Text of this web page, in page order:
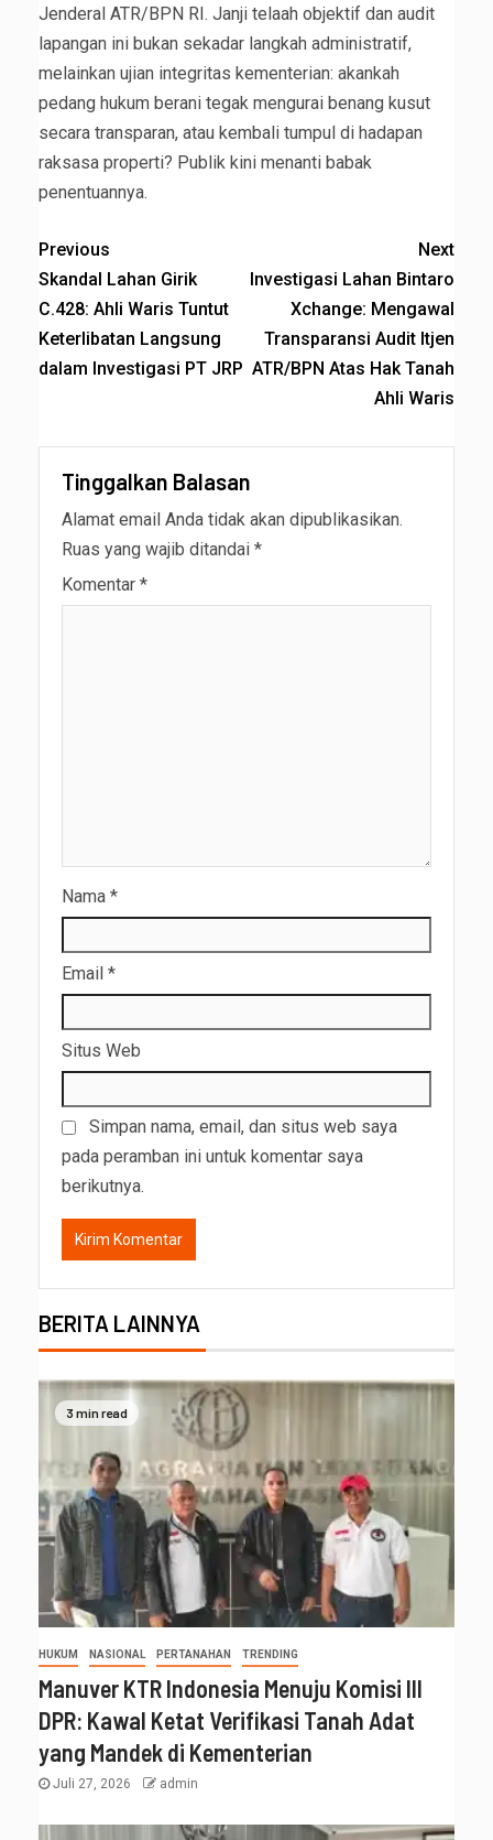
Jenderal ATR/BPN RI. Janji telaah objektif dan audit
lapangan ini bukan sekadar langkah administratif,
melainkan ujian integritas kementerian: akankah
pedang hukum berani tegak mengurai benang kusut
secara transparan, atau kembali tumpul di hadapan
raksasa properti? Publik kini menanti babak
penentuannya.
Previous
Skandal Lahan Girik
C.428: Ahli Waris Tuntut
Keterlibatan Langsung
dalam Investigasi PT JRP
Next
Investigasi Lahan Bintaro
Xchange: Mengawal
Transparansi Audit Itjen
ATR/BPN Atas Hak Tanah
Ahli Waris
Tinggalkan Balasan
Alamat email Anda tidak akan dipublikasikan.
Ruas yang wajib ditandai *
Komentar *
Nama *
Email *
Situs Web
Simpan nama, email, dan situs web saya
pada peramban ini untuk komentar saya
berikutnya.
BERITA LAINNYA
3 min read
HUKUM NASIONAL PERTANAHAN TRENDING
Manuver KTR Indonesia Menuju Komisi III
DPR: Kawal Ketat Verifikasi Tanah Adat
yang Mandek di Kementerian
Juli 27, 2026 admin